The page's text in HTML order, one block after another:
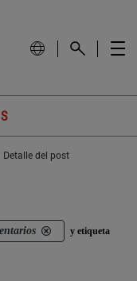
Detalle del post
y etiqueta